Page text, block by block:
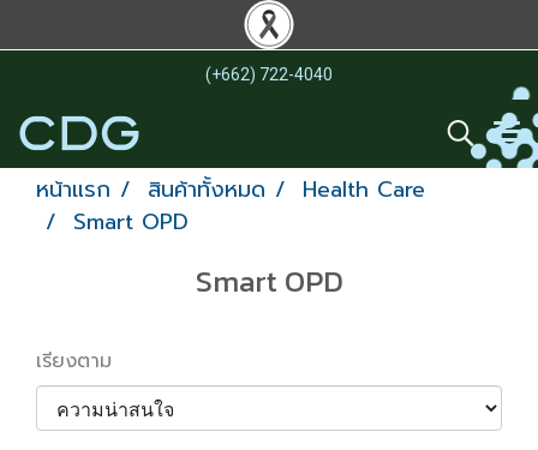
(+662) 722-4040
หน้าแรก สินค้าทั้งหมด
Health Care
Smart OPD
Smart OPD
เรียงตาม